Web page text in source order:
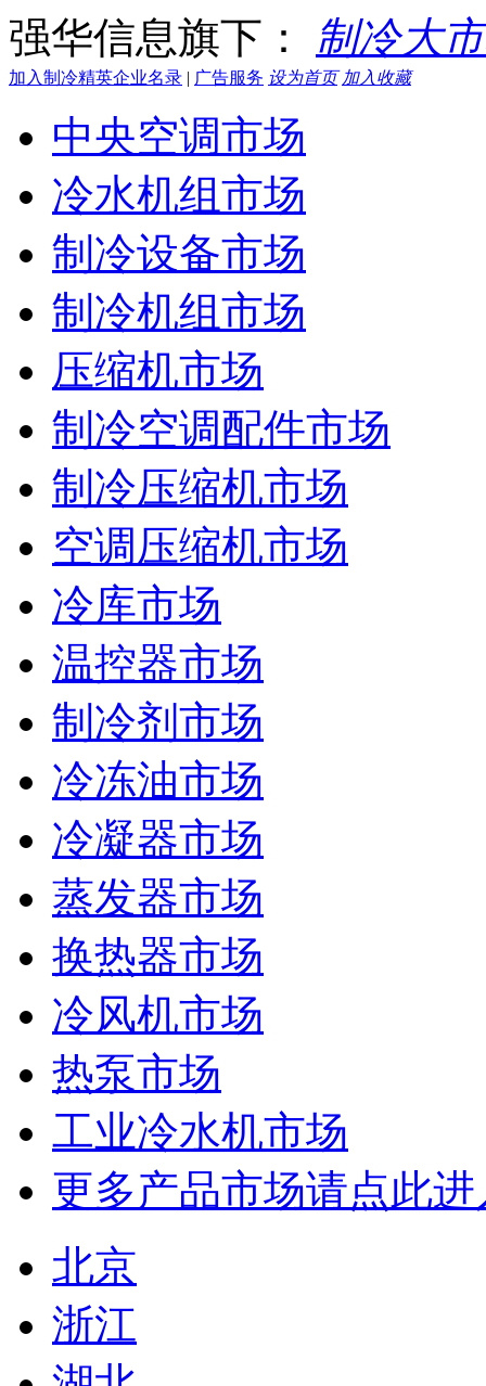
强华信息旗下： 制冷大
加入制冷精英企业名录 | 广告服务 设为首页 加入收藏
中央空调市场
冷水机组市场
制冷设备市场
制冷机组市场
压缩机市场
制冷空调配件市场
制冷压缩机市场
空调压缩机市场
冷库市场
温控器市场
制冷剂市场
冷冻油市场
冷凝器市场
蒸发器市场
换热器市场
冷风机市场
热泵市场
工业冷水机市场
更多产品市场请点此进
北京
浙江